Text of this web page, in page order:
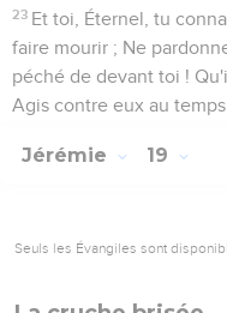
23 Et toi, Éternel, tu
faire mourir ; Ne
péché de devant toi !
Agis contre eux au
Jérémie 19
Seuls les Évangiles sont